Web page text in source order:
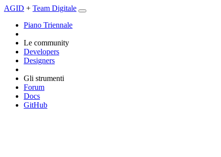
AGID + Team Digitale
Piano Triennale
Le community
Developers
Designers
Gli strumenti
Forum
Docs
GitHub